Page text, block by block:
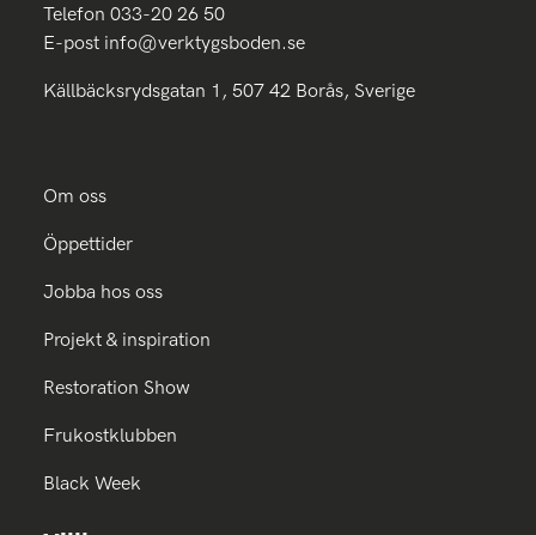
Telefon 033-20 26 50
E-post info@verktygsboden.se
Källbäcksrydsgatan 1, 507 42 Borås, Sverige
Om oss
Öppettider
Jobba hos oss
Projekt & inspiration
Restoration Show
Frukostklubben
Black Week